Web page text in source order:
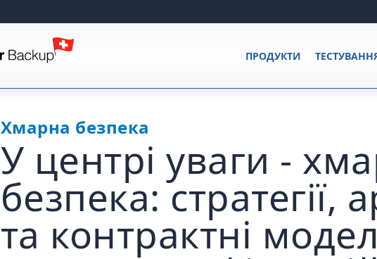
ПРОДУКТИ
Хмарна безпека
У центрі уваги -
безпека: стратегії,
та контрактні